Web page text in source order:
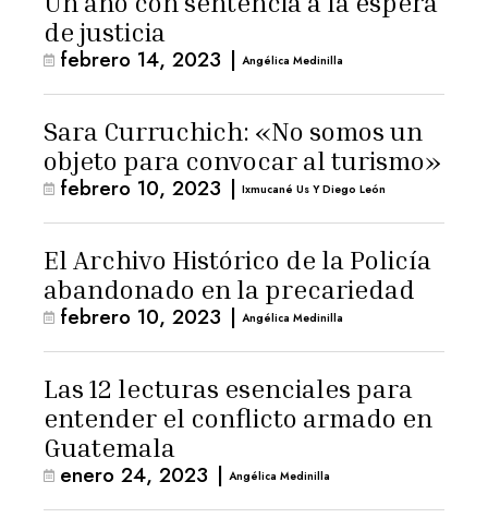
de justicia
febrero 14, 2023 | Angélica Medinilla
Sara Curruchich: «No somos un
objeto para convocar al turismo»
febrero 10, 2023 | Ixmucané Us Y Diego León
El Archivo Histórico de la Policía
abandonado en la precariedad
febrero 10, 2023 | Angélica Medinilla
Las 12 lecturas esenciales para
entender el conflicto armado en
Guatemala
enero 24, 2023 | Angélica Medinilla